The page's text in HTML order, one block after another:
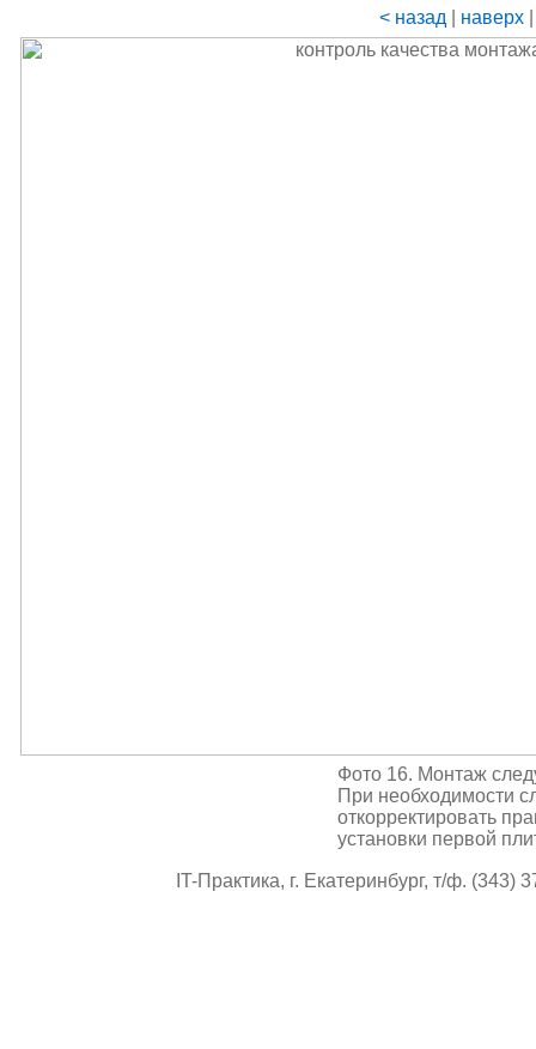
< назад наверх
Фото 16. Монтаж
При необходимости
откорректировать
установки первой
IT-Практика, г. Екатеринбург, т/ф. (343)